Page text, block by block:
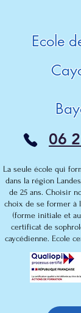
Ecole
La seule école qui
dans la région
de 25 ans. Choisir
choix de se former à
(forme initiale et
certificat de
caycédienne. Ecole
06